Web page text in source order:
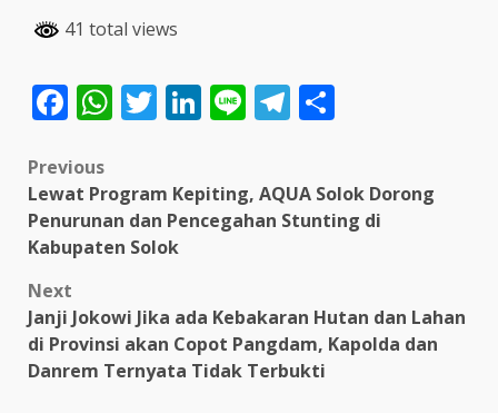
41 total views
Facebook
WhatsApp
Twitter
LinkedIn
LineTelegram
Post
navigation
Previous
Lewat Program Kepiting, AQUA Solok Dorong
Penurunan dan Pencegahan Stunting di
Kabupaten Solok
Next
Janji Jokowi Jika ada Kebakaran Hutan dan Lahan
di Provinsi akan Copot Pangdam, Kapolda dan
Danrem Ternyata Tidak Terbukti